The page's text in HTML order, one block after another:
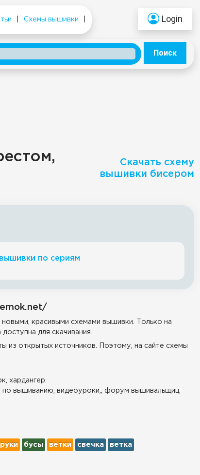
Схемы вышивки Login
Поиск
Скачать схему
вышивки бисером
по сериям
красивыми схемами вышивки. Только на
для скачивания.
из открытых источников. Поэтому, на сайте схемы
хардангер.
вышиванию, видеоуроки,, форум вышивальщиц,
руки бусы ветки свечка ветка